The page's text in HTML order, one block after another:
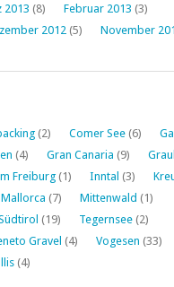
2013 (8) Februar 2013 (3)
2012 (5) November
(2) Comer See (6)
(4) Gran Canaria (9)
Freiburg (1) Inntal (3)
Mallorca (7) Mittenwald (1)
(19) Tegernsee (2)
Gravel (4) Vogesen (33)
(4)